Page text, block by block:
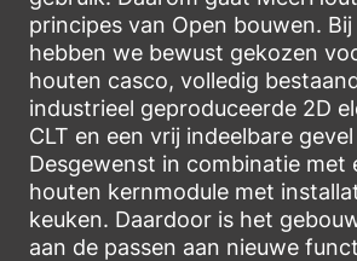
principes van Open bouwen.
hebben we bewust gekozen
houten casco, volledig
industrieel geproduceerde 2D
CLT en een vrij indeelbare
Desgewenst in combinatie met
houten kernmodule met
keuken. Daardoor is het
aan de passen aan nieuwe